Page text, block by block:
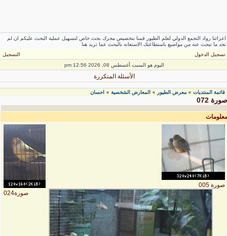
اعزائنا رواد التجمع الدولي لعلم الطيور قمنا بتخصيص محرك بحث خاص لتسهيل عملية البحث عليكم ان لم
تجد ما تبحث عنه من مواضيع باستطاعتك الاستعانه بالبحث عما تريد هنا
تسجيل الدخول
التسجيل
اليوم هو السبت أغسطس 08, 2026 12:56 pm
الأسئلة المتكررة
قائمة المنتديات » معرض الطيور » المعارض الشخصية » احسان
صورة 072
معلومات
صورة024
صورة 005